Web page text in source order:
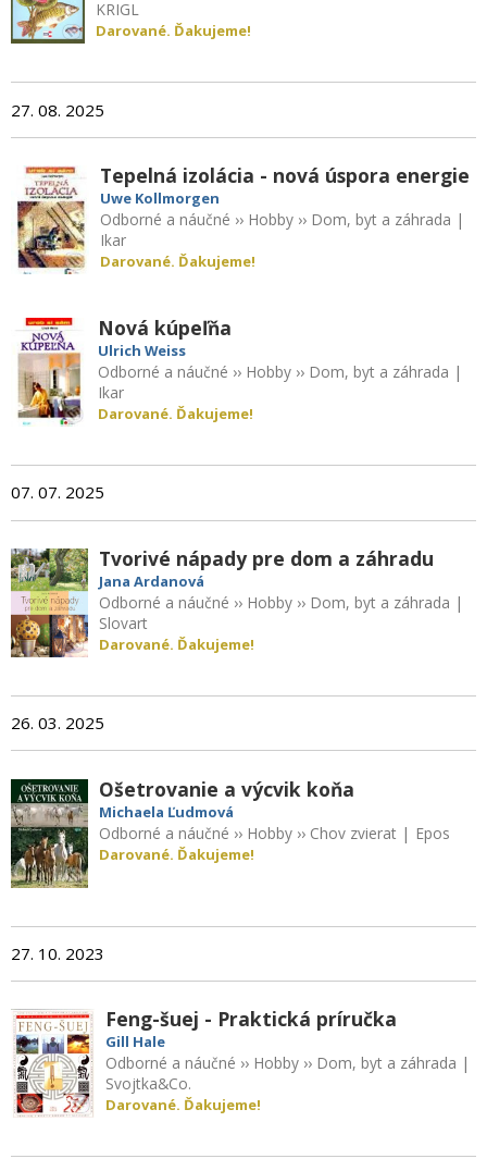
KRIGL
Darované. Ďakujeme!
27. 08. 2025
Tepelná izolácia - nová úspora energie
Uwe Kollmorgen
Odborné a náučné ›› Hobby›› Dom, byt a záhrada |
Ikar
Darované. Ďakujeme!
Nová kúpeľňa
Ulrich Weiss
Odborné a náučné ›› Hobby ›› Dom, byt a záhrada |
Ikar
Darované. Ďakujeme!
07. 07. 2025
Tvorivé nápady pre dom a záhradu
Jana Ardanová
Odborné a náučné ›› Hobby›› Dom, byt a záhrada |
Slovart
Darované. Ďakujeme!
26. 03. 2025
Ošetrovanie a výcvik koňa
Michaela Ľudmová
Odborné a náučné ›› Hobby›› Chov zvierat | Epos
Darované. Ďakujeme!
27. 10. 2023
Feng-šuej - Praktická príručka
Gill Hale
Odborné a náučné ›› Hobby ›› Dom, byt a záhrada |
Svojtka&Co.
Darované. Ďakujeme!